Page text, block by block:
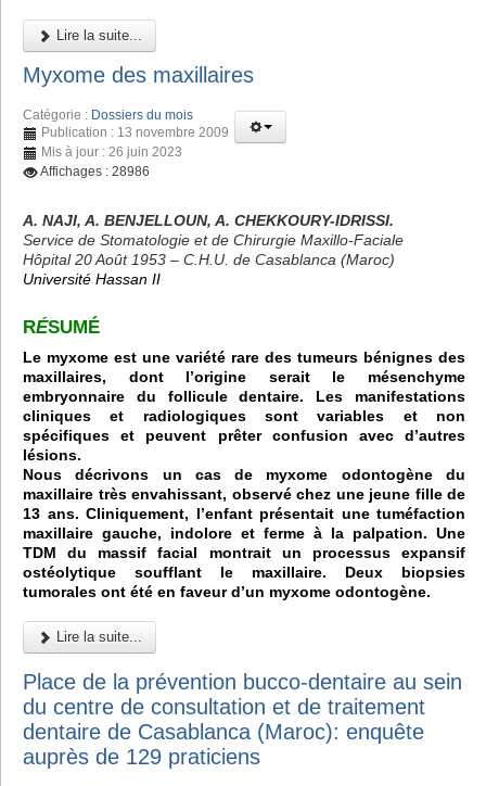
Lire la suite...
Myxome des maxillaires
Catégorie : Dossiers du mois
Publication : 13 novembre 2009
Mis à jour : 26 juin 2023
Affichages : 28986
A. NAJI, A. BENJELLOUN, A. CHEKKOURY-IDRISSI.
Service de Stomatologie et de Chirurgie Maxillo-Faciale
Hôpital 20 Août 1953 – C.H.U. de Casablanca (Maroc)
Université Hassan II
RÉSUMÉ
Le myxome est une variété rare des tumeurs bénignes des
maxillaires, dont l’origine serait le mésenchyme
embryonnaire du follicule dentaire. Les manifestations
cliniques et radiologiques sont variables et non
spécifiques et peuvent prêter confusion avec d’autres
lésions.
Nous décrivons un cas de myxome odontogène du
maxillaire très envahissant, observé chez une jeune fille de
13 ans. Cliniquement, l’enfant présentait une tuméfaction
maxillaire gauche, indolore et ferme à la palpation. Une
TDM du massif facial montrait un processus expansif
ostéolytique soufflant le maxillaire. Deux biopsies
tumorales ont été en faveur d’un myxome odontogène.
Lire la suite...
Place de la prévention bucco-dentaire au sein
du centre de consultation et de traitement
dentaire de Casablanca (Maroc): enquête
auprès de 129 praticiens